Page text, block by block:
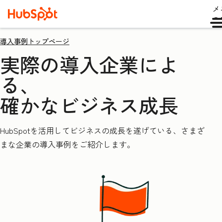
導入事例トップページ
実際の導入企業によ
る、
確かなビジネス成長
HubSpotを活用してビジネスの成長を遂げている、さまざ
まな企業の導入事例をご紹介します。